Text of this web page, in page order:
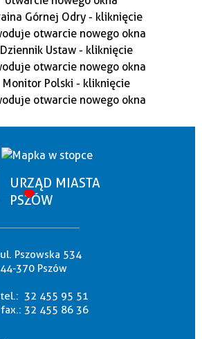
URZĄD MIASTA
PSZÓW
ul. Pszowska 534
44-370 Pszów
tel.: 32 455 95 51
fax.: 32 455 86 36